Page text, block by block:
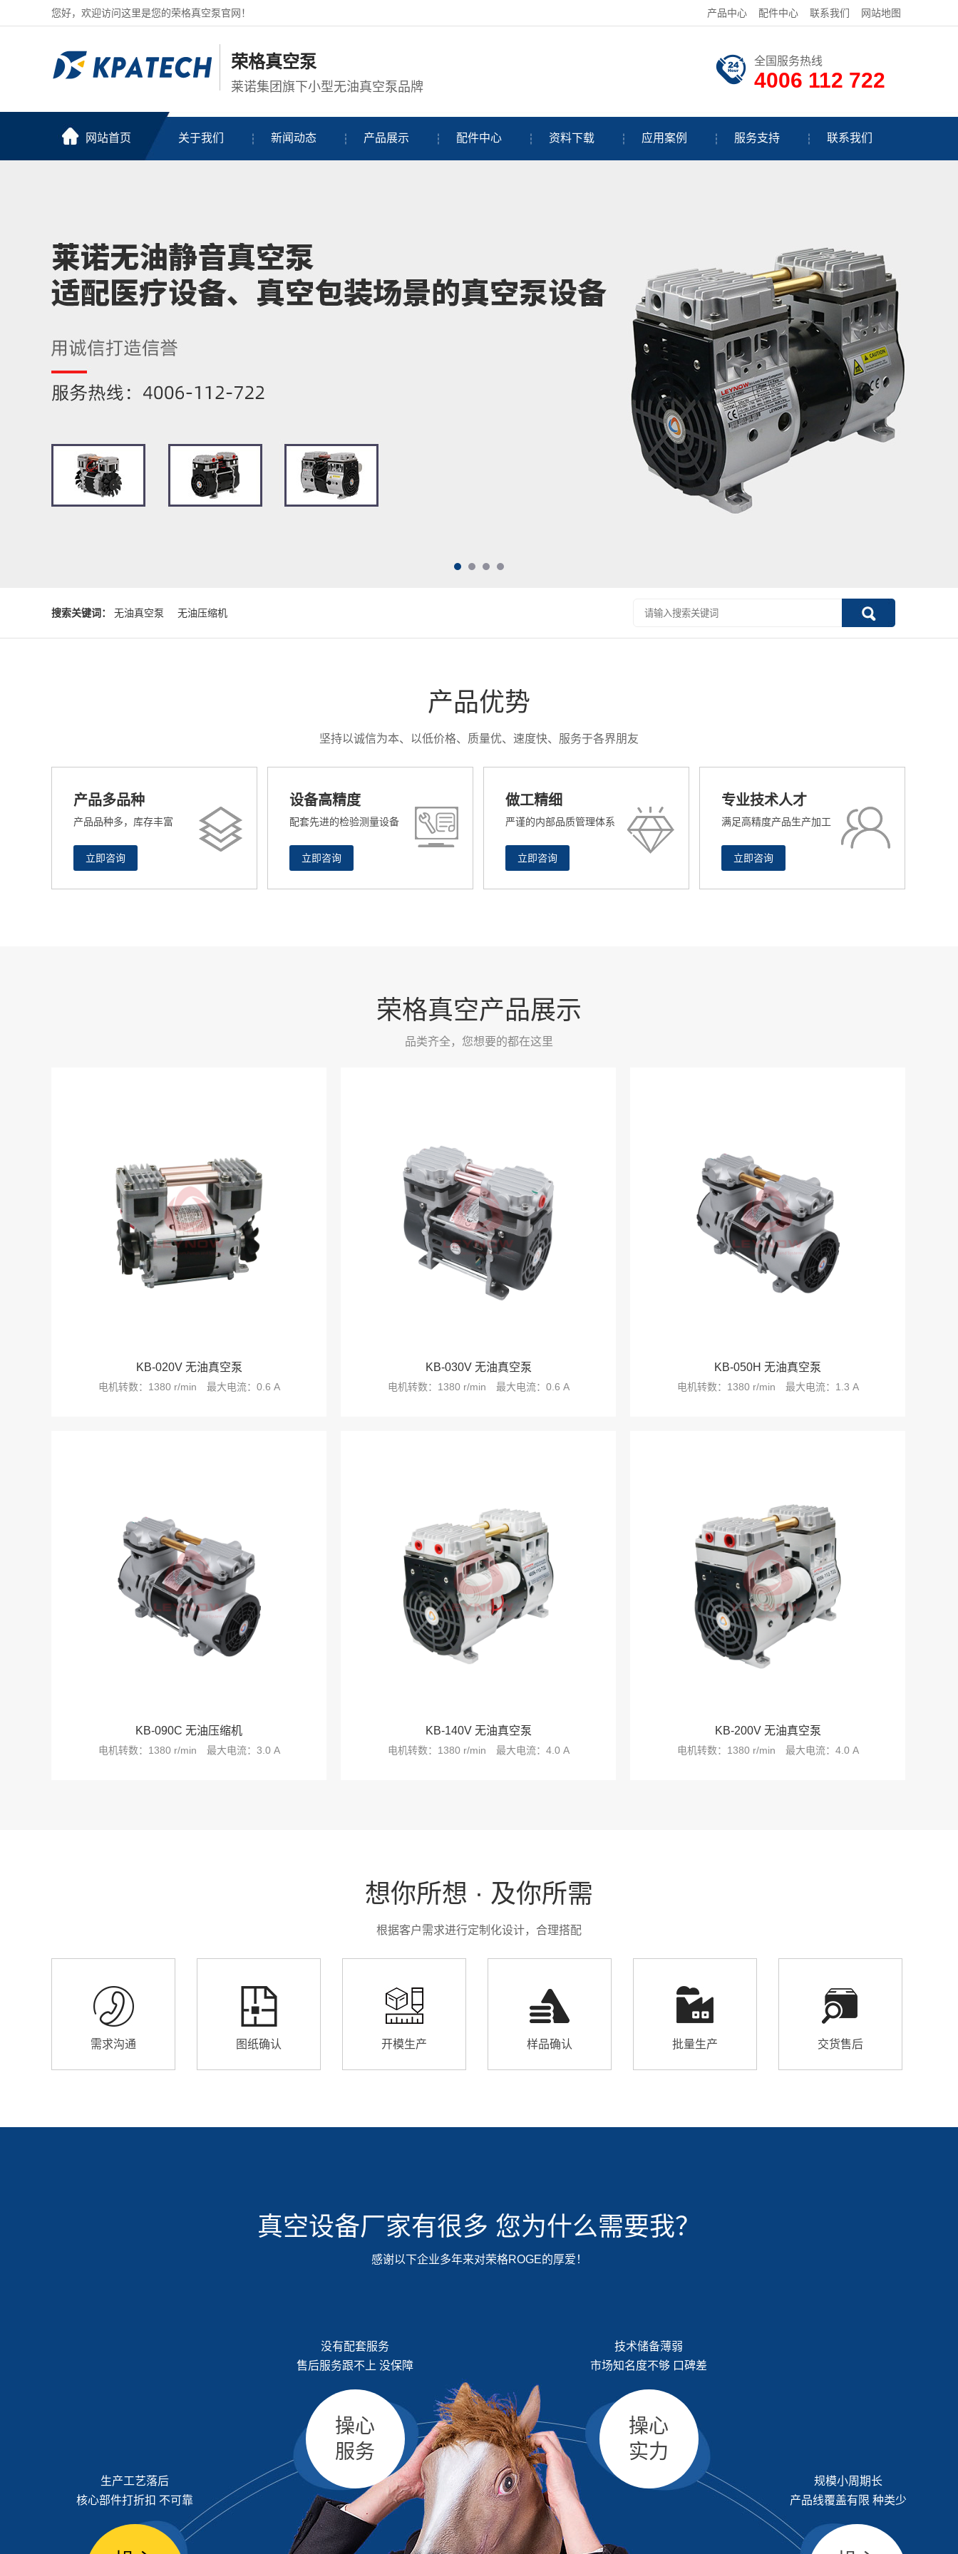
您好，欢迎访问这里是您的荣格真空泵官网！ 产品中心 配件中心 联系我们 网站地图
荣格真空泵
莱诺集团旗下小型无油真空泵品牌
全国服务热线
4006 112 722
网站首页 关于我们 新闻动态 产品展示 配件中心 资料下载 应用案例 服务支持 联系我们
搜索关键词： 无油真空泵 无油压缩机
产品优势
坚持以诚信为本、以低价格、质量优、速度快、服务于各界朋友
产品多品种
产品品种多，库存丰富
立即咨询
设备高精度
配套先进的检验测量设备
立即咨询
做工精细
严谨的内部品质管理体系
立即咨询
专业技术人才
满足高精度产品生产加工
立即咨询
荣格真空产品展示
品类齐全，您想要的都在这里
KB-020V 无油真空泵
电机转数：1380 r/min 最大电流：0.6 A
KB-030V 无油真空泵
电机转数：1380 r/min 最大电流：0.6 A
KB-050H 无油真空泵
电机转数：1380 r/min 最大电流：1.3 A
KB-090C 无油压缩机
电机转数：1380 r/min 最大电流：3.0 A
KB-140V 无油真空泵
电机转数：1380 r/min 最大电流：4.0 A
KB-200V 无油真空泵
电机转数：1380 r/min 最大电流：4.0 A
想你所想 · 及你所需
根据客户需求进行定制化设计，合理搭配
需求沟通 图纸确认 开模生产 样品确认 批量生产 交货售后
真空设备厂家有很多 您为什么需要我？
感谢以下企业多年来对荣格ROGE的厚爱！
生产工艺落后
核心部件打折扣 不可靠
没有配套服务
售后服务跟不上 没保障
操心
服务
技术储备薄弱
市场知名度不够 口碑差
操心
实力
规模小周期长
产品线覆盖有限 种类少